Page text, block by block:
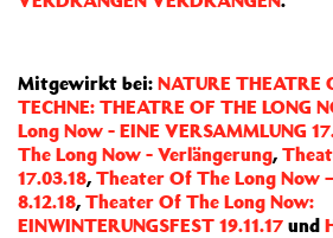
Mitgewirkt bei: NATURE THEATRE
TECHNE: THEATRE OF THE LONG
Long Now - EINE VERSAMMLUNG
The Long Now - Verlängerung,
17.03.18, Theater Of The Long Now
8.12.18, Theater Of The Long Now:
EINWINTERUNGSFEST 19.11.17 und